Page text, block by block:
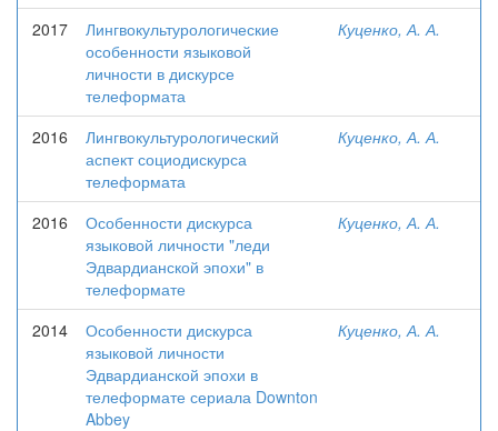
2017
Лингвокультурологические
особенности языковой
личности в дискурсе
телеформата
Куценко, А. А.
2016
Лингвокультурологический
аспект социодискурса
телеформата
Куценко, А. А.
2016
Особенности дискурса
языковой личности "леди
Эдвардианской эпохи" в
телеформате
Куценко, А. А.
2014
Особенности дискурса
языковой личности
Эдвардианской эпохи в
телеформате сериала Downton
Abbey
Куценко, А. А.